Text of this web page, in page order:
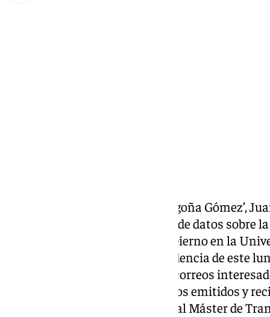
El juez que investiga el ‘caso Begoña Gómez’,
la compañía Amazon una serie de datos sobre
la esposa del presidente del Gobierno en la
(UCM). Así lo pide en una providencia de este
haberse remitido copias de los correos
de la UCM respecto de los correos emitidos y
correos electrónicos asociadas al Máster de